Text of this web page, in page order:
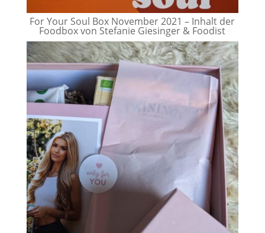
For Your Soul Box November 2021 – Inhalt der
Foodbox von Stefanie Giesinger & Foodist